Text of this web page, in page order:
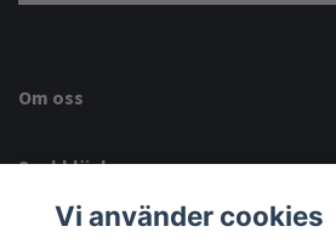
Om oss
Snabblänkar
Sociala medier
Vi använder cookies